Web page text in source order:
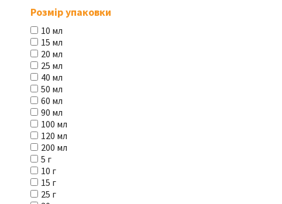
Розмір упаковки
10 мл
15 мл
20 мл
25 мл
40 мл
50 мл
60 мл
90 мл
100 мл
120 мл
200 мл
5 г
10 г
15 г
25 г